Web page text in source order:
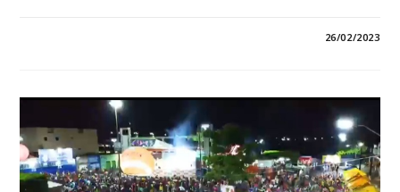
26/02/2023